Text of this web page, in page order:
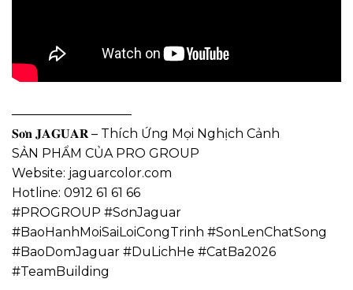
—————————–
𝐒𝐨̛𝐧 𝐉𝐀𝐆𝐔𝐀𝐑 – Thích Ứng Mọi Nghịch Cảnh
SẢN PHẨM CỦA PRO GROUP
Website: jaguarcolor.com
Hotline: 0912 61 61 66
#PROGROUP #SơnJaguar
#BaoHanhMoiSaiLoiCongTrinh #SonLenChatSong
#BaoDomJaguar #DuLichHe #CatBa2026
#TeamBuilding